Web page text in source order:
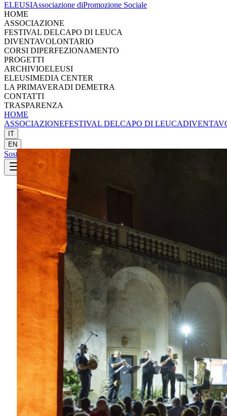
ELEUSIAssociazione diPromozione Sociale
HOME
ASSOCIAZIONE
FESTIVAL DELCAPO DI LEUCA
DIVENTAVOLONTARIO
CORSI DIPERFEZIONAMENTO
PROGETTI
ARCHIVIOELEUSI
ELEUSIMEDIA CENTER
LA PRIMAVERADI DEMETRA
CONTATTI
TRASPARENZA
HOME
ASSOCIAZIONEFESTIVAL DELCAPO DI LEUCADIVENTA
IT
EN
Sostieni Sostieni Eleusi
ELEUSI APS
La cultura che unisce il territorio.
Eleusi APS promuove musica, editoria, formazione, ricerca e
valorizzazione del patrimonio culturale attraverso progetti che
mettono in dialogo arte, comunità e paesaggio.
Scopri Eleusi I nostri progetti
Festival del Capo